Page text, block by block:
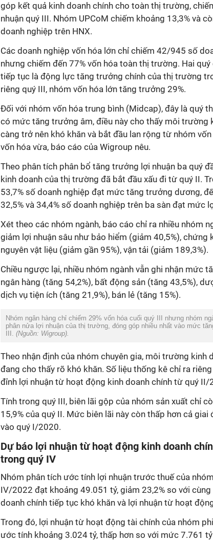
góp kết quả kinh doanh chính cho toàn thị trường,
nhuận quý III. Nhóm UPCoM chiếm khoảng 13,3% và
doanh nghiệp trên HNX.
Các doanh nghiệp vốn hóa lớn chỉ chiếm 42/945 số
nhưng chiếm đến 77% vốn hóa toàn thị trường. Hai
tiếp tục là động lực tăng trưởng chính của thị trường
riêng quý III, nhóm vốn hóa lớn tăng trưởng 29%.
Đối với nhóm vốn hóa trung bình (Midcap), đây là quý
có mức tăng trưởng âm, điều này cho thấy môi trường
càng trở nên khó khăn và bắt đầu lan rộng từ nhóm
vốn hóa vừa, báo cáo của Wigroup nêu.
Theo phân tích phân bổ tăng trưởng lợi nhuận ba quý
kinh doanh của thị trường đã bắt đầu xấu đi từ quý II.
53,7% số doanh nghiệp đạt mức tăng trưởng dương,
32,5% và 34,4% số doanh nghiệp trên ba sàn đạt mức
Xét theo các nhóm ngành, báo cáo chỉ ra nhiều nhóm
giảm lợi nhuận sâu như bảo hiểm (giảm 40,5%), chứng
nguyên vật liệu (giảm gần 95%), vận tải (giảm 189,3%).
Chiều ngược lại, nhiều nhóm ngành vẫn ghi nhận mức
ngân hàng (tăng 54,2%), bất động sản (tăng 43,5%),
dịch vụ tiện ích (tăng 21,9%), bán lẻ (tăng 15%).
Nhóm ngân hàng chỉ chiếm 29% vốn hóa cuối quý III nhưng nhóm
phân nửa lợi nhuận của thị trường, đóng góp nhiều nhất vào mức
III. (Nguồn: Wigroup).
Theo nhận định của nhóm chuyên gia, môi trường kinh
đang cho thấy rõ khó khăn. Số liệu thống kê chỉ ra
đỉnh lợi nhuận từ hoạt động kinh doanh chính từ quý II/
Tính trong quý III, biên lãi gộp của nhóm sản xuất chỉ
15,9% của quý II. Mức biên lãi này còn thấp hơn cả giai
vào quý I/2020.
Dự báo lợi nhuận từ hoạt động kinh doanh
trong quý IV
Nhóm phân tích ước tính lợi nhuận trước thuếcủa
IV/2022 đạt khoảng 49.051 tỷ, giảm 23,2% so với
doanh chính tiếp tục khó khăn và lợi nhuận từ hoạt
Trong đó, lợi nhuận từ hoạt động tài chính của nhóm
ước tính khoảng 3.024 tỷ, thấp hơn so với mức 7.761